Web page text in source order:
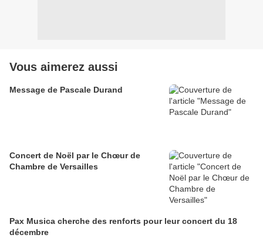
Vous aimerez aussi
Message de Pascale Durand
Concert de Noël par le Chœur de
Chambre de Versailles
Pax Musica cherche des renforts pour leur concert du 18
décembre